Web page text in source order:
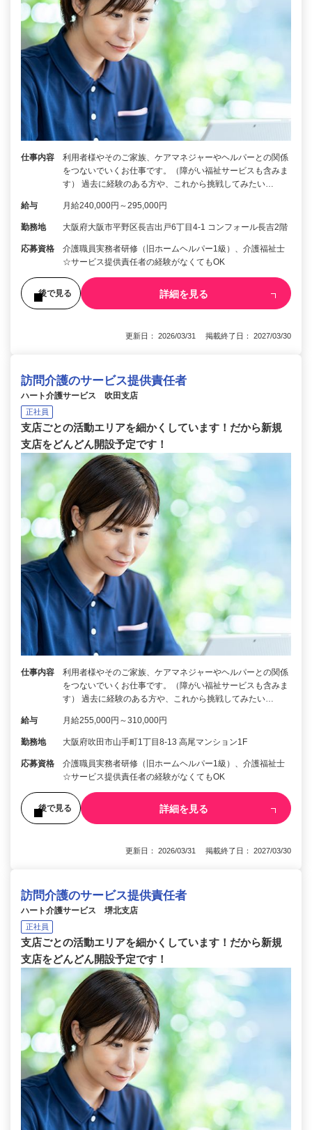
仕事内容
利用者様やそのご家族、ケアマネジャーやヘルパーとの関係
をつないでいくお仕事です。（障がい福祉サービスも含みま
す） 過去に経験のある方や、これから挑戦してみたい…
給与 月給240,000円～295,000円
勤務地 大阪府大阪市平野区長吉出戸6丁目4-1 コンフォール長吉2階
応募資格
介護職員実務者研修（旧ホームヘルパー1級）、介護福祉士
☆サービス提供責任者の経験がなくてもOK
後で見る 詳細を見る
更新日： 2026/03/31 掲載終了日： 2027/03/30
訪問介護のサービス提供責任者
ハート介護サービス 吹田支店
正社員
支店ごとの活動エリアを細かくしています！だから新規
支店をどんどん開設予定です！
仕事内容
利用者様やそのご家族、ケアマネジャーやヘルパーとの関係
をつないでいくお仕事です。（障がい福祉サービスも含みま
す） 過去に経験のある方や、これから挑戦してみたい…
給与 月給255,000円～310,000円
勤務地 大阪府吹田市山手町1丁目8-13 高尾マンション1F
応募資格
介護職員実務者研修（旧ホームヘルパー1級）、介護福祉士
☆サービス提供責任者の経験がなくてもOK
後で見る 詳細を見る
更新日： 2026/03/31 掲載終了日： 2027/03/30
訪問介護のサービス提供責任者
ハート介護サービス 堺北支店
正社員
支店ごとの活動エリアを細かくしています！だから新規
支店をどんどん開設予定です！